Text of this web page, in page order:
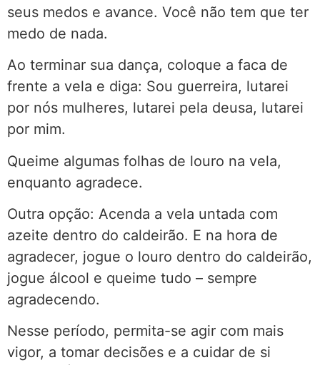
seus medos e avance. Você não tem que ter
medo de nada.
Ao terminar sua dança, coloque a faca de
frente a vela e diga: Sou guerreira, lutarei
por nós mulheres, lutarei pela deusa, lutarei
por mim.
Queime algumas folhas de louro na vela,
enquanto agradece.
Outra opção: Acenda a vela untada com
azeite dentro do caldeirão. E na hora de
agradecer, jogue o louro dentro do caldeirão,
jogue álcool e queime tudo – sempre
agradecendo.
Nesse período, permita-se agir com mais
vigor, a tomar decisões e a cuidar de si